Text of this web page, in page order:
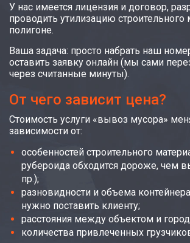
У нас имеется лицензия и договор,
проводить утилизацию строительного
полигоне.
Ваша задача: просто набрать наш
оставить заявку онлайн (мы сами
через считанные минуты).
От чего зависит цена?
Стоимость услуги «вывоз мусора»
зависимости от:
особенностей строительного
рубероида обходится дороже, чем
пр.);
разновидности и объема
нужно поставить клиенту;
расстояния между объектом и
количества привлеченных